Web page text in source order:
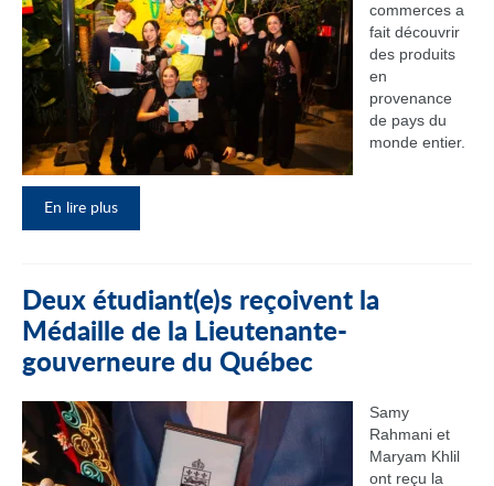
commerces a
fait découvrir
des produits
en
provenance
de pays du
monde entier.
En lire plus
Deux étudiant(e)s reçoivent la
Médaille de la Lieutenante-
gouverneure du Québec
Samy
Rahmani et
Maryam Khlil
ont reçu la